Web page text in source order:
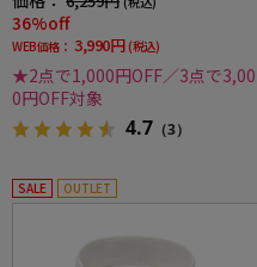
36%off
WEB価格： 3,990円 (税込)
★2点で1,000円OFF／3点で3,00
0円OFF対象
4.7 （3）
SALE OUTLET